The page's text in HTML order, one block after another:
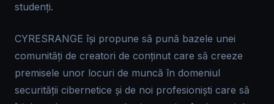
studenți.
CYRESRANGE își propune să pună bazele unei
comunități de creatori de conținut care să creeze
premisele unor locuri de muncă în domeniul
securității cibernetice și de noi profesioniști care să